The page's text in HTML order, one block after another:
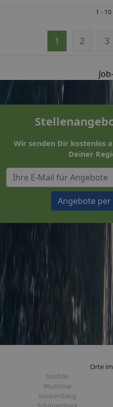
1 -
1 2 3
Wir senden Dir kostenlos
Deiner
Angebote per
Orte
Stechlin
Wustrow
Sonnenberg